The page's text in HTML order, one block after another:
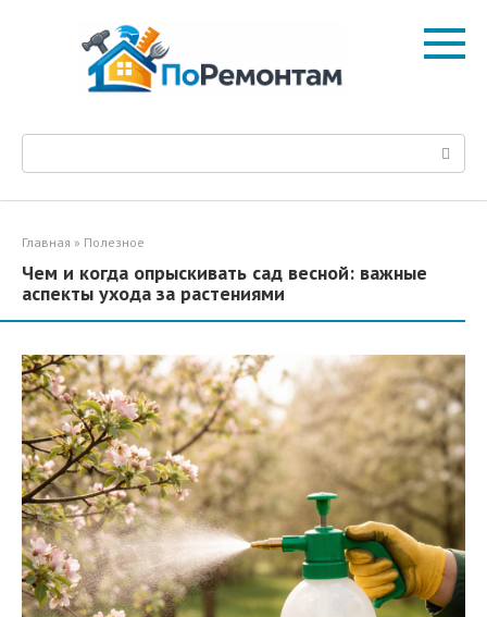
Поиск:
Главная » Полезное
Чем и когда опрыскивать сад весной: важные
аспекты ухода за растениями